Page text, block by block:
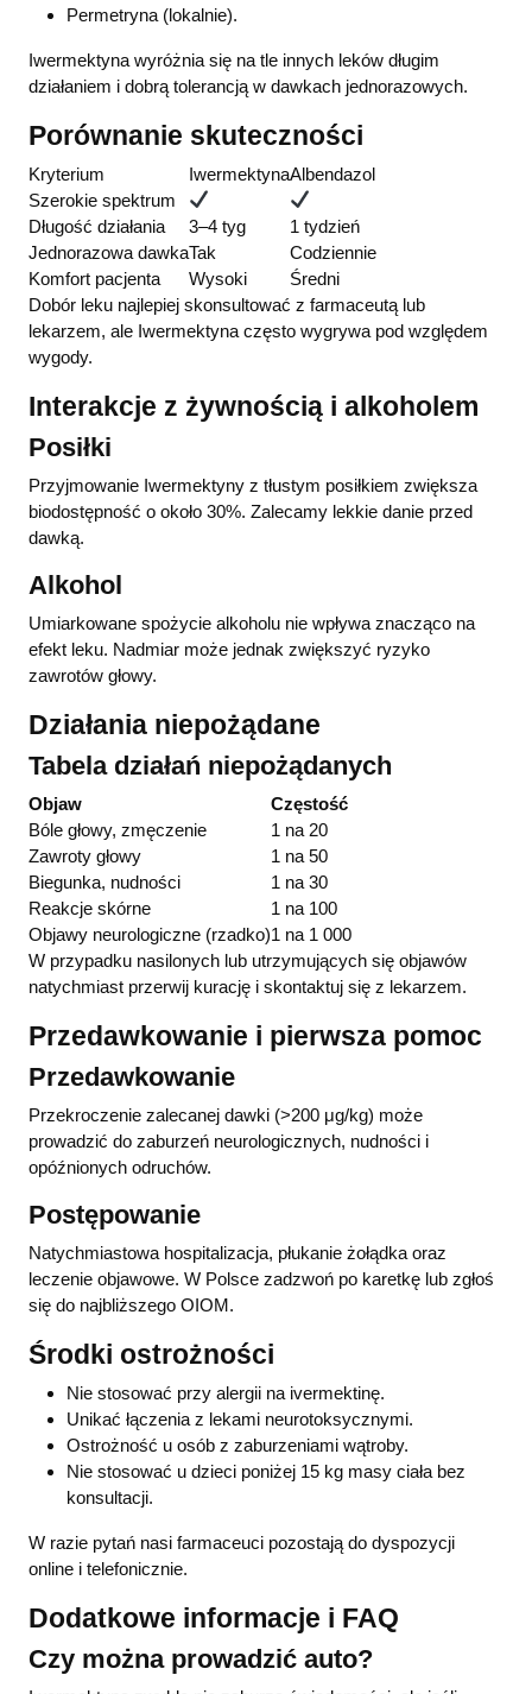
Permetryna (lokalnie).
Iwermektyna wyróżnia się na tle innych leków długim
działaniem i dobrą tolerancją w dawkach jednorazowych.
Porównanie skuteczności
Kryterium IwermektynaAlbendazol
Szerokie spektrum
Długość działania
3–4 tyg
1 tydzień
Jednorazowa dawkaTak
Codziennie
Komfort pacjenta
Wysoki
Średni
Dobór leku najlepiej skonsultować z farmaceutą lub
lekarzem, ale Iwermektyna często wygrywa pod względem
wygody.
Interakcje z żywnością i alkoholem
Posiłki
Przyjmowanie Iwermektyny z tłustym posiłkiem zwiększa
biodostępność o około 30%. Zalecamy lekkie danie przed
dawką.
Alkohol
Umiarkowane spożycie alkoholu nie wpływa znacząco na
efekt leku. Nadmiar może jednak zwiększyć ryzyko
zawrotów głowy.
Działania niepożądane
Tabela działań niepożądanych
Objaw
Częstość
Bóle głowy, zmęczenie
1 na 20
Zawroty głowy
1 na 50
Biegunka, nudności
1 na 30
Reakcje skórne
1 na 100
Objawy neurologiczne (rzadko)1 na 1 000
W przypadku nasilonych lub utrzymujących się objawów
natychmiast przerwij kurację i skontaktuj się z lekarzem.
Przedawkowanie i pierwsza pomoc
Przedawkowanie
Przekroczenie zalecanej dawki (>200 μg/kg) może
prowadzić do zaburzeń neurologicznych, nudności i
opóźnionych odruchów.
Postępowanie
Natychmiastowa hospitalizacja, płukanie żołądka oraz
leczenie objawowe. W Polsce zadzwoń po karetkę lub zgłoś
się do najbliższego OIOM.
Środki ostrożności
Nie stosować przy alergii na ivermektinę.
Unikać łączenia z lekami neurotoksycznymi.
Ostrożność u osób z zaburzeniami wątroby.
Nie stosować u dzieci poniżej 15 kg masy ciała bez
konsultacji.
W razie pytań nasi farmaceuci pozostają do dyspozycji
online i telefonicznie.
Dodatkowe informacje i FAQ
Czy można prowadzić auto?